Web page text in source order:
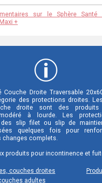
sur le Sphère Santé
+
Couche Droite Traversable
des protections droites.
droite sont des produits
à lourde. Les
des slip filet ou slip de
quelques fois pour
complets.
produits pour incontinence et
couches droites
adultes